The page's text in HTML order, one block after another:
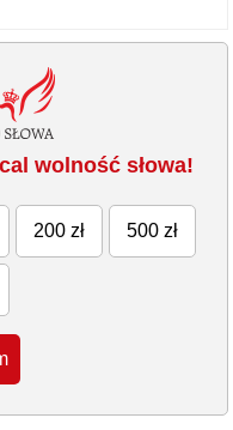
wolność słowa!
200 zł 500 zł